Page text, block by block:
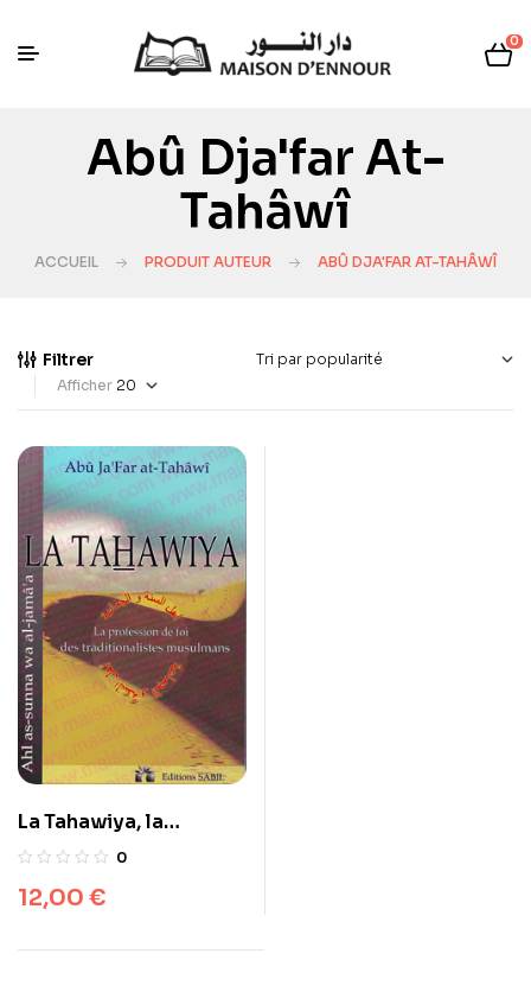
0
Abû Dja'far At-
Tahâwî
ACCUEIL PRODUIT AUTEUR ABÛ DJA'FAR AT-TAHÂWÎ
Filtrer
Afficher
La Tahawiya, la
profession de foi des
musulmans
0
12,00 €